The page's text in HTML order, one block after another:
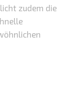
zudem die